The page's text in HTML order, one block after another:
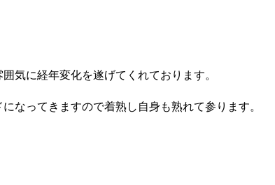
気に経年変化を遂げてくれております。
なってきますので着熟し自身も熟れて参ります。